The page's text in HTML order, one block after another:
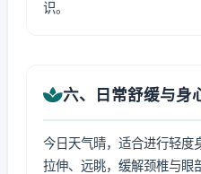
识。
六、日常舒缓与身
今日天气晴，适合进行轻度
拉伸、远眺，缓解颈椎与